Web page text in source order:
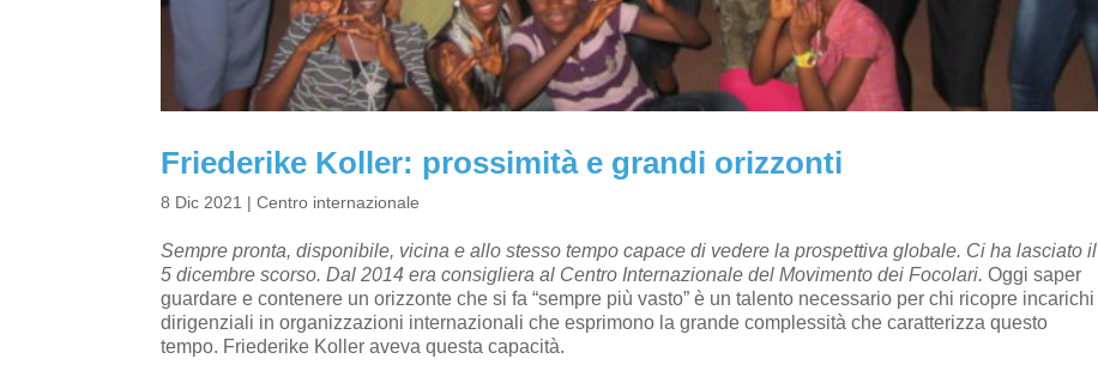
Friederike Koller: prossimità e grandi orizzonti
8 Dic 2021 |Centro internazionale
Sempre pronta, disponibile, vicina e allo stesso tempo capace di vedere la prospettiva globale. Ci ha lasciato il
5 dicembre scorso. Dal 2014 era consigliera al Centro Internazionale del Movimento dei Focolari. Oggi saper
guardare e contenere un orizzonte che si fa “sempre più vasto” è un talento necessario per chi ricopre incarichi
dirigenziali in organizzazioni internazionali che esprimono la grande complessità che caratterizza questo
tempo. Friederike Koller aveva questa capacità.